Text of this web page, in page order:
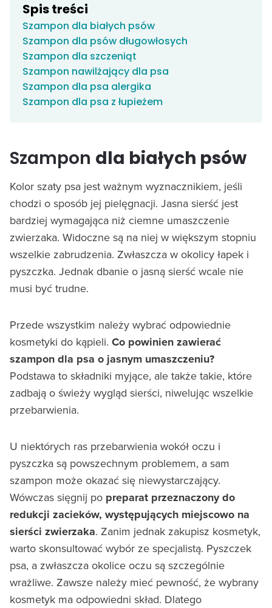
Spis treści
Szampon dla białych psów
Szampon dla psów długowłosych
Szampon dla szczeniąt
Szampon nawilżający dla psa
Szampon dla psa alergika
Szampon dla psa z łupieżem
Szampon dla białych psów
Kolor szaty psa jest ważnym wyznacznikiem, jeśli
chodzi o sposób jej pielęgnacji. Jasna sierść jest
bardziej wymagająca niż ciemne umaszczenie
zwierzaka. Widoczne są na niej w większym stopniu
wszelkie zabrudzenia. Zwłaszcza w okolicy łapek i
pyszczka. Jednak dbanie o jasną sierść wcale nie
musi być trudne.
Przede wszystkim należy wybrać odpowiednie
kosmetyki do kąpieli. Co powinien zawierać
szampon dla psa o jasnym umaszczeniu?
Podstawa to składniki myjące, ale także takie, które
zadbają o świeży wygląd sierści, niwelując wszelkie
przebarwienia.
U niektórych ras przebarwienia wokół oczu i
pyszczka są powszechnym problemem, a sam
szampon może okazać się niewystarczający.
Wówczas sięgnij po preparat przeznaczony do
redukcji zacieków, występujących miejscowo na
sierści zwierzaka. Zanim jednak zakupisz kosmetyk,
warto skonsultować wybór ze specjalistą. Pyszczek
psa, a zwłaszcza okolice oczu są szczególnie
wrażliwe. Zawsze należy mieć pewność, że wybrany
kosmetyk ma odpowiedni skład. Dlatego